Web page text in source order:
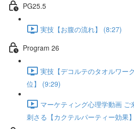
PG25.5
実技【お腹の流れ】 (8:27)
Program 26
実技【デコルテのタオルワー
位】 (9:29)
マーケティング心理学動画 ご
刺さる【カクテルパーティー効果